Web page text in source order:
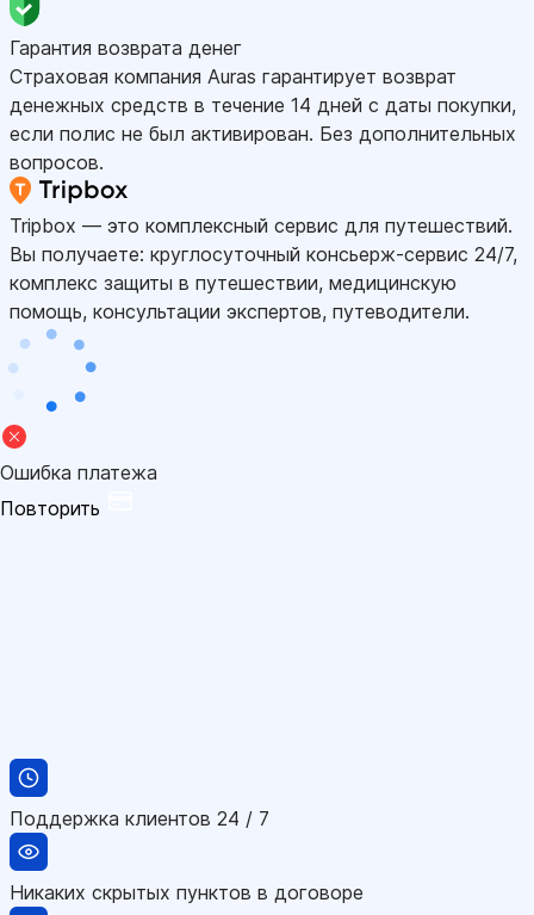
Гарантия возврата денег
Страховая компания Auras гарантирует возврат
денежных средств в течение 14 дней с даты покупки,
если полис не был активирован. Без дополнительных
вопросов.
Tripbox — это комплексный сервис для путешествий.
Вы получаете: круглосуточный консьерж-сервис 24/7,
комплекс защиты в путешествии, медицинскую
помощь, консультации экспертов, путеводители.
Ошибка платежа
Повторить
Поддержка клиентов 24 / 7
Никаких скрытых пунктов в договоре